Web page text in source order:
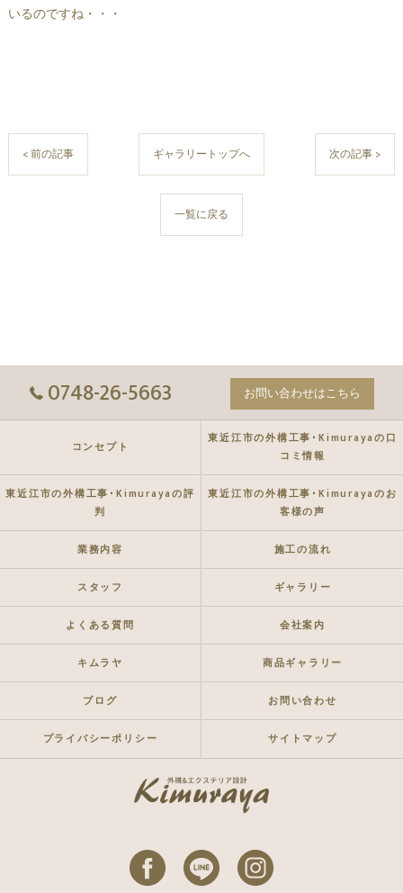
いるのですね・・・
< 前の記事 ギャラリートップへ 次の記事 >
一覧に戻る
0748-26-5663 お問い合わせはこちら
コンセプト
東近江市の外構工事･Kimurayaの口
コミ情報
東近江市の外構工事･Kimurayaの評
判
東近江市の外構工事･Kimurayaのお
客様の声
業務内容 施工の流れ
スタッフ ギャラリー
よくある質問 会社案内
キムラヤ 商品ギャラリー
ブログ お問い合わせ
プライバシーポリシー サイトマップ